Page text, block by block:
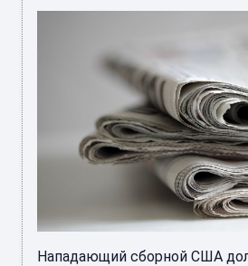
Нападающий сборной США